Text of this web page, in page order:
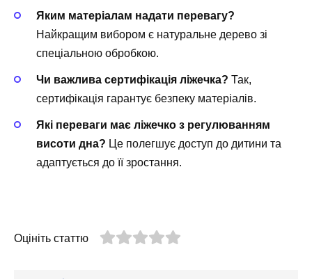
Яким матеріалам надати перевагу?
Найкращим вибором є натуральне дерево зі
спеціальною обробкою.
Чи важлива сертифікація ліжечка? Так,
сертифікація гарантує безпеку матеріалів.
Які переваги має ліжечко з регулюванням
висоти дна? Це полегшує доступ до дитини та
адаптується до її зростання.
Оцініть статтю